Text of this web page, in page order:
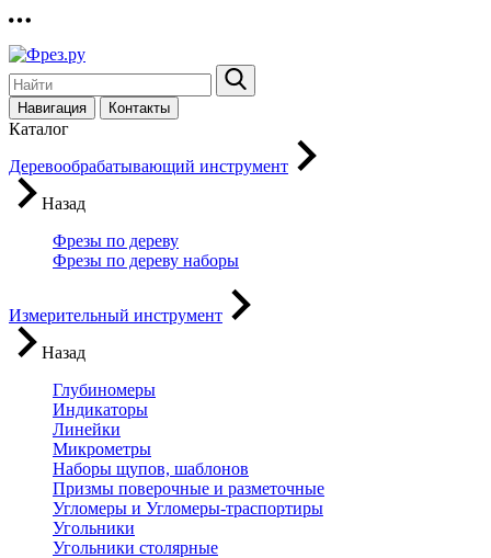
Навигация Контакты
Каталог
Деревообрабатывающий инструмент
Назад
Фрезы по дереву
Фрезы по дереву наборы
Измерительный инструмент
Назад
Глубиномеры
Индикаторы
Линейки
Микрометры
Наборы щупов, шаблонов
Призмы поверочные и разметочные
Угломеры и Угломеры-траспортиры
Угольники
Угольники столярные